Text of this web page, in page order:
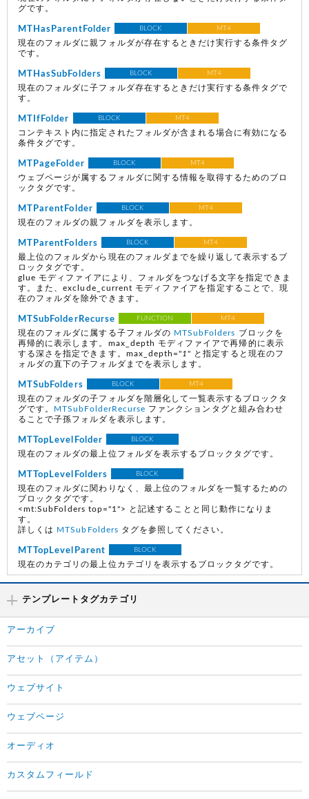
グです。
MTHasParentFolder BLOCK MT4
現在のフォルダに親フォルダが存在するときだけ実行する条件タグ
です。
MTHasSubFolders BLOCK MT4
現在のフォルダに子フォルダ存在するときだけ実行する条件タグで
す。
MTIfFolder BLOCK MT4
コンテキスト内に指定されたフォルダが含まれる場合に有効になる
条件タグです。
MTPageFolder BLOCK MT4
ウェブページが属するフォルダに関する情報を取得するためのブロ
ックタグです。
MTParentFolder BLOCK MT4
現在のフォルダの親フォルダを表示します。
MTParentFolders BLOCK MT4
最上位のフォルダから現在のフォルダまでを繰り返して表示するブ
ロックタグです。
glue モディファイアにより、フォルダをつなげる文字を指定できま
す。また、exclude_current モディファイアを指定することで、現
在のフォルダを除外できます。
MTSubFolderRecurse FUNCTION MT4
現在のフォルダに属する子フォルダの MTSubFolders ブロックを
再帰的に表示します。max_depth モディファイアで再帰的に表示
する深さを指定できます。max_depth="1" と指定すると現在のフ
ォルダの直下の子フォルダまでを表示します。
MTSubFolders BLOCK MT4
現在のフォルダの子フォルダを階層化して一覧表示するブロックタ
グです。
MTSubFolderRecurse ファンクションタグと組み合わせ
ることで子孫フォルダを表示します。
MTTopLevelFolder BLOCK
現在のフォルダの最上位フォルダを表示するブロックタグです。
MTTopLevelFolders BLOCK
現在のフォルダに関わりなく、最上位のフォルダを一覧するための
ブロックタグです。
<mt:SubFolders top="1"> と記述することと同じ動作になりま
す。
詳しくは
MTSubFolders タグを参照してください。
MTTopLevelParent BLOCK
現在のカテゴリの最上位カテゴリを表示するブロックタグです。
テンプレートタグカテゴリ
アーカイブ
アセット（アイテム）
ウェブサイト
ウェブページ
オーディオ
カスタムフィールド